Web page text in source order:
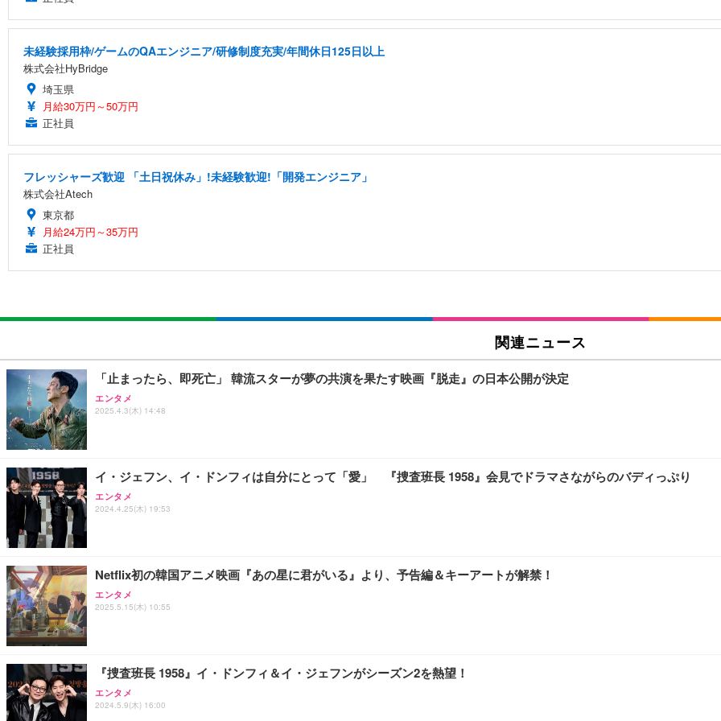
未経験採用枠/ゲームのQAエンジニア/研修制度充実/年間休日125日以上
株式会社HyBridge
埼玉県
月給30万円～50万円
正社員
フレッシャーズ歓迎 「土日祝休み」!未経験歓迎!「開発エンジニア」
株式会社Atech
東京都
月給24万円～35万円
正社員
関連ニュース
「止まったら、即死亡」 韓流スターが夢の共演を果たす映画『脱走』の日本公開が決定
エンタメ
2025.4.3(木) 14:48
イ・ジェフン、イ・ドンフィは自分にとって「愛」 『捜査班長 1958』会見でドラマさながらのバディっぷり
エンタメ
2024.4.25(木) 19:53
Netflix初の韓国アニメ映画『あの星に君がいる』より、予告編＆キーアートが解禁！
エンタメ
2025.5.15(木) 10:55
『捜査班長 1958』イ・ドンフィ＆イ・ジェフンがシーズン2を熱望！
エンタメ
2024.5.9(木) 16:00